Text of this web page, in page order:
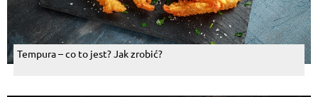
Tempura – co to jest? Jak zrobić?